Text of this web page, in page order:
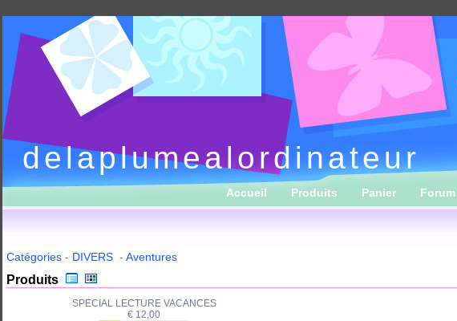
delaplumealordinateur
Accueil Produits Panier Forum
Catégories- DIVERS - Aventures
Produits
SPECIAL LECTURE VACANCES
€ 12,00